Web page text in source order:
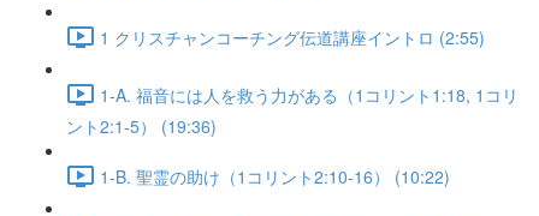
1 クリスチャンコーチング伝道講座イントロ (2:55)
1-A. 福音には人を救う力がある（1コリント1:18, 1コリ
ント2:1-5） (19:36)
1-B. 聖霊の助け（1コリント2:10-16） (10:22)